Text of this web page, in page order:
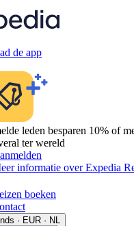
de app
leden besparen 10% of
ter wereld
informatie over Expedia
boeken
· EUR · NL